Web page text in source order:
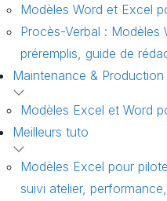
Modèles Word et Excel
Procès-Verbal : Modèles
préremplis, guide de
Maintenance & Production
Modèles Excel et Word
Meilleurs tuto
Modèles Excel pour
suivi atelier,